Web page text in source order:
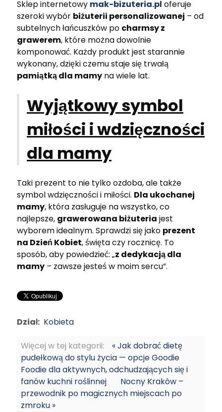
Sklep internetowy mak-bizuteria.pl oferuje
szeroki wybór biżuterii personalizowanej – od
subtelnych łańcuszków po charmsy z
grawerem, które można dowolnie
komponować. Każdy produkt jest starannie
wykonany, dzięki czemu staje się trwałą
pamiątką dla mamy na wiele lat.
Wyjątkowy symbol
miłości i wdzięczności
dla mamy
Taki prezent to nie tylko ozdoba, ale także
symbol wdzięczności i miłości. Dla ukochanej
mamy, która zasługuje na wszystko, co
najlepsze, grawerowana biżuteria jest
wyborem idealnym. Sprawdzi się jako prezent
na Dzień Kobiet, święta czy rocznicę. To
sposób, aby powiedzieć: „z dedykacją dla
mamy – zawsze jesteś w moim sercu”.
Dział: Kobieta
Więcej w tej kategorii:
« Jak dobrać dietę
pudełkową do stylu życia — opcje Goodie
Foodie dla aktywnych, odchudzających się i
fanów kuchni roślinnej
Nocny Kraków –
przewodnik po magicznych miejscach po
zmroku »